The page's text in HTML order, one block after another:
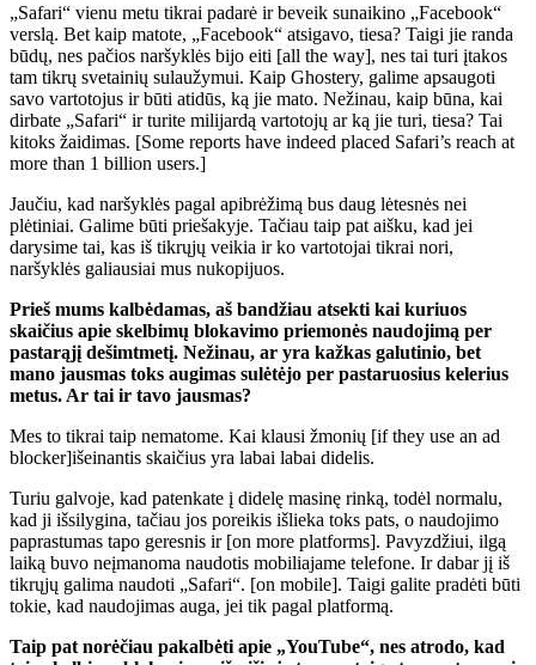
„Safari“ vienu metu tikrai padarė ir beveik sunaikino „Facebook“
verslą. Bet kaip matote, „Facebook“ atsigavo, tiesa? Taigi jie randa
būdų, nes pačios naršyklės bijo eiti [all the way], nes tai turi įtakos
tam tikrų svetainių sulaužymui. Kaip Ghostery, galime apsaugoti
savo vartotojus ir būti atidūs, ką jie mato. Nežinau, kaip būna, kai
dirbate „Safari“ ir turite milijardą vartotojų ar ką jie turi, tiesa? Tai
kitoks žaidimas. [Some reports have indeed placed Safari’s reach at
more than 1 billion users.]
Jaučiu, kad naršyklės pagal apibrėžimą bus daug lėtesnės nei
plėtiniai. Galime būti priešakyje. Tačiau taip pat aišku, kad jei
darysime tai, kas iš tikrųjų veikia ir ko vartotojai tikrai nori,
naršyklės galiausiai mus nukopijuos.
Prieš mums kalbėdamas, aš bandžiau atsekti kai kuriuos
skaičius apie skelbimų blokavimo priemonės naudojimą per
pastarąjį dešimtmetį. Nežinau, ar yra kažkas galutinio, bet
mano jausmas toks augimas sulėtėjo per pastaruosius kelerius
metus. Ar tai ir tavo jausmas?
Mes to tikrai taip nematome. Kai klausi žmonių [if they use an ad
blocker]išeinantis skaičius yra labai labai didelis.
Turiu galvoje, kad patenkate į didelę masinę rinką, todėl normalu,
kad ji išsilygina, tačiau jos poreikis išlieka toks pats, o naudojimo
paprastumas tapo geresnis ir [on more platforms]. Pavyzdžiui, ilgą
laiką buvo neįmanoma naudotis mobiliajame telefone. Ir dabar jį iš
tikrųjų galima naudoti „Safari“. [on mobile]. Taigi galite pradėti būti
tokie, kad naudojimas auga, jei tik pagal platformą.
Taip pat norėčiau pakalbėti apie „YouTube“, nes atrodo, kad